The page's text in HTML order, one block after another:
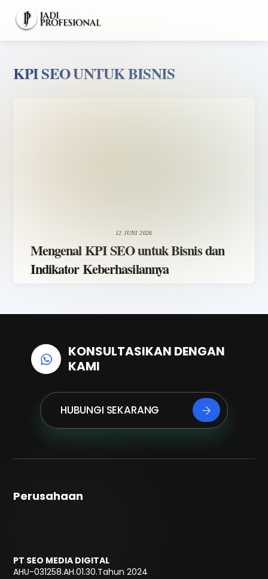
content
KPI SEO UNTUK BISNIS
12 JUNI 2026
Mengenal KPI SEO untuk Bisnis dan
Indikator Keberhasilannya
KONSULTASIKAN DENGAN
KAMI
HUBUNGI SEKARANG
Perusahaan
PT SEO MEDIA DIGITAL
AHU-031258.AH.01.30.Tahun 2024